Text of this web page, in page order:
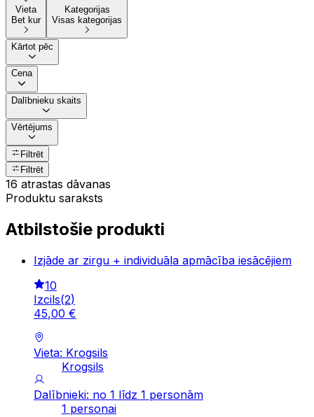
Vieta
Bet kur
Kategorijas
Visas kategorijas
Kārtot pēc
Cena
Dalībnieku skaits
Vērtējums
Filtrēt
Filtrēt
16 atrastas dāvanas
Produktu saraksts
Atbilstošie produkti
Izjāde ar zirgu + individuāla apmācība iesācējiem
10
Izcils(2)
45,00 €
Vieta: Krogsils
Krogsils
Dalībnieki: no 1 līdz 1 personām
1 personai